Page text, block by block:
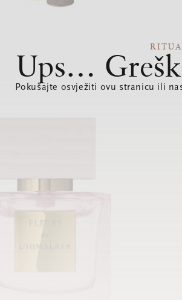
Ups…
Pokušajte osvježiti ovu stranicu ili